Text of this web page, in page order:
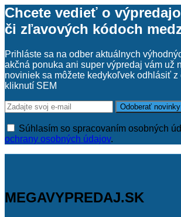
Cena od:
Cena do:
Farba produktu
Viac
Značka produktu
Adelle Davis(2)
Allnature (7)
Obchody :
Chcete vedieť o
či zľavových kódoch
Prihláste sa na odber aktuálnych
akčná ponuka ani super výpredaj vám už
noviniek sa môžete kedykoľvek odhlásiť z
kliknutí SEM
Súhlasím so spracovaním osobných
ochrany osobných údajov.
MEGAVYPREDAJ.SK